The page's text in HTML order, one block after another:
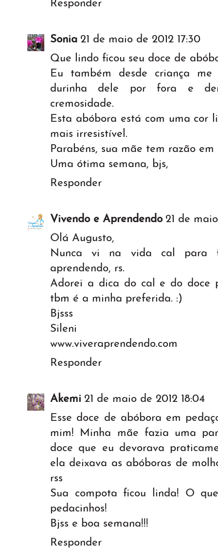
Responder
Sonia 21 de maio de 2012 17:30
Que lindo ficou seu doce de
Eu também desde criança
durinha dele por fora e
cremosidade.
Esta abóbora está com uma cor
mais irresistível.
Parabéns, sua mãe tem razão
Uma ótima semana, bjs,
Responder
Vivendo e Aprendendo 21 de
Olá Augusto,
Nunca vi na vida cal para
aprendendo, rs.
Adorei a dica do cal e do doce
tbm é a minha preferida. :)
Bjsss
Sileni
www.viveraprendendo.com
Responder
Akemi 21 de maio de 2012 18:04
Esse doce de abóbora em
mim! Minha mãe fazia uma
doce que eu devorava
ela deixava as abóboras de
rss
Sua compota ficou linda! O
pedacinhos!
Bjss e boa semana!!!
Responder